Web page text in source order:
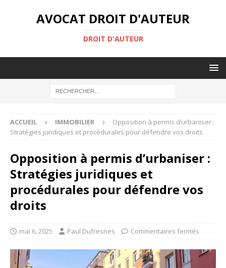
AVOCAT DROIT D'AUTEUR
DROIT D'AUTEUR
ACCUEIL IMMOBILIER
Opposition à permis d’urbaniser :
Stratégies juridiques et procédurales pour défendre vos droits
Opposition à permis d’urbaniser :
Stratégies juridiques et
procédurales pour défendre vos
droits
mai 6, 2025 Paul Dufresnes Commentaires fermés